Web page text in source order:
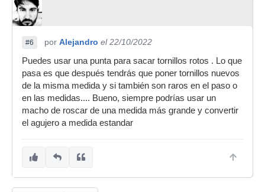
#6 por Alejandro el 22/10/2022
Puedes usar una punta para sacar tornillos rotos . Lo que
pasa es que después tendrás que poner tornillos nuevos
de la misma medida y si también son raros en el paso o
en las medidas.... Bueno, siempre podrías usar un
macho de roscar de una medida más grande y convertir
el agujero a medida estandar